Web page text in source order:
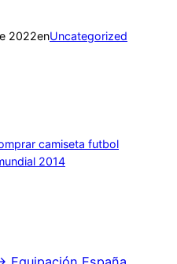
2022enUncategorized
camiseta futbol
2014